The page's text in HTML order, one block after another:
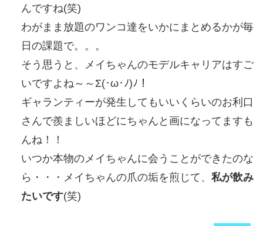
んですね(笑)
わがまま放題のワンコ達をいかにまとめるかが毎
日の課題で。。。
そう思うと、メイちゃんのモデルキャリアはすご
いですよね～～Σ(･ω･ﾉ)ﾉ！
ギャランティーが発生してもいいくらいのお利口
さんで羨ましいほどにちゃんと画になってますも
んね！！
いつか本物のメイちゃんに会うことができたのな
ら・・・メイちゃんの爪の垢を煎じて、 私が飲み
たいです(笑)